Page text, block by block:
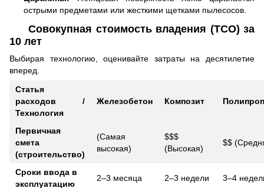
острыми предметами или жесткими щетками пылесосов.
Совокупная стоимость владения (TCO) за
10 лет
Выбирая технологию, оценивайте затраты на десятилетие
вперед.
Статья
расходов /
Технология
Железобетон Композит
Первичная
смета
(строительство)
(Самая
высокая)
$$$
(Высокая)
$$
Сроки ввода в
эксплуатацию
2–3 месяца 2–3 недели 3–4